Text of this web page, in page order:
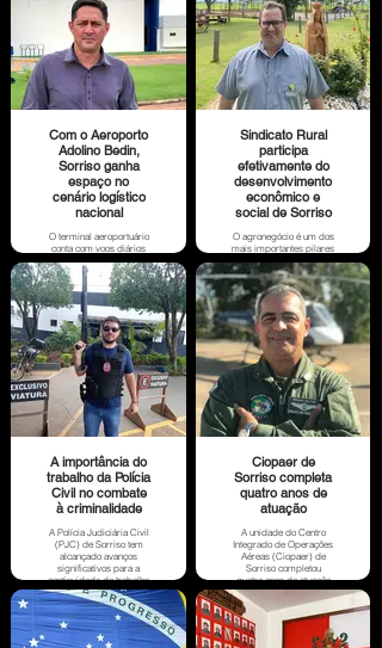
recém formada, mas
comemora o progresso
de Sorriso, que
completa 36 anos no dia
13 de maio.
Com o Aeroporto
Adolino Bedin,
Sorriso ganha
espaço no
cenário logístico
nacional
O terminal aeroportuário
conta com voos diários
da rota Cuiabá/Sorriso e
vice-versa e coloca
Sorriso no cenário
logístico nacional,
atendendo o potencial
demandado pela região.
Sindicato Rural
participa
efetivamente do
desenvolvimento
econômico e
social de Sorriso
O agronegócio é um dos
mais importantes pilares
da economia brasileira e
a grande alavanca do
crescimento de Sorriso,
pois gera riquezas e
impulsiona a economia.
A importância do
trabalho da Polícia
Civil no combate
à criminalidade
A Polícia Judiciária Civil
(PJC) de Sorriso tem
alcançado avanços
significativos para a
continuidade do trabalho
que promove o combate
e prevenção à
criminalidade através da
investigação criminal.
Ciopaer de
Sorriso completa
quatro anos de
atuação
A unidade do Centro
Integrado de Operações
Aéreas (Ciopaer) de
Sorriso completou
quatro anos de atuação
na região Norte do
Estado, fortalecendo as
ações de segurança
pública de Mato Grosso.
A unidade aérea